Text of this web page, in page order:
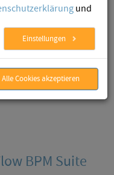
& IT-Prozesse, VTG
BPM Suite
und
Einstellungen
Alle Cookies akzeptieren